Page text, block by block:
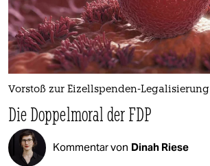
Vorstoß zur Eizellspenden-Legalisierung
Die Doppelmoral der FDP
Kommentar von Dinah Riese